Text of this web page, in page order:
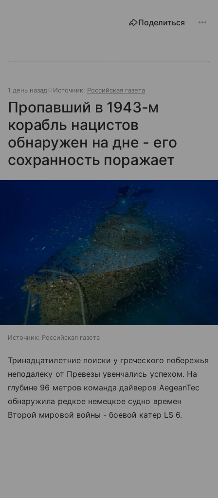
Поделиться
1 день назад Источник: Российская газета
Пропавший в 1943-м
корабль нацистов
обнаружен на дне - его
сохранность поражает
Источник: Российская газета
Тринадцатилетние поиски у греческого побережья
неподалеку от Превезы увенчались успехом. На
глубине 96 метров команда дайверов AegeanTec
обнаружила редкое немецкое судно времен
Второй мировой войны - боевой катер LS 6.